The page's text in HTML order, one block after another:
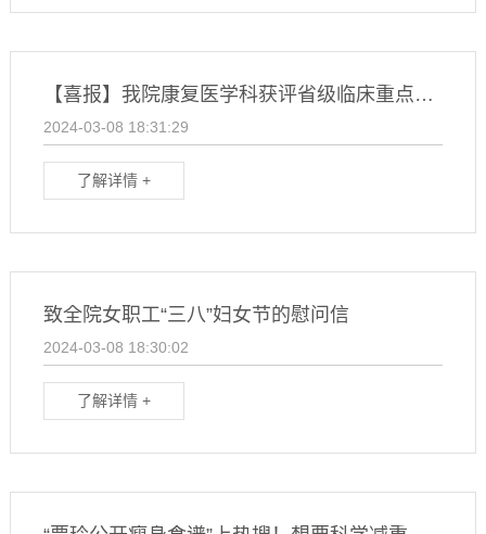
【喜报】我院康复医学科获评省级临床重点建设专科
2024-03-08 18:31:29
了解详情 +
致全院女职工“三八”妇女节的慰问信
2024-03-08 18:30:02
了解详情 +